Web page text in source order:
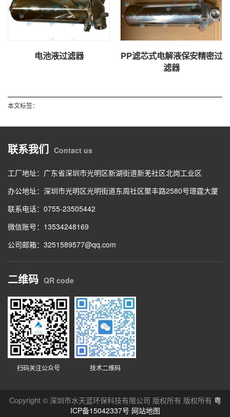
电池液过滤器
PP滤芯式电解液保安精密过
滤器
本文标签：
联系我们 Contact us
工厂地址：广东省深圳市光明区新湖街道新羌社区北岗工业区
办公地址：深圳市光明区光明街道东周社区聚丰路2580号璟霆大厦
联系电话：0755-23505442
微信账号：13534248169
公司邮箱：3251589577@qq.com
二维码 QR code
扫码关注公众号 技术二维码
Copyright © 深圳市水天蓝环保科技有限公司 版权所有 版权所有 粤
ICP备15042337号 网站地图